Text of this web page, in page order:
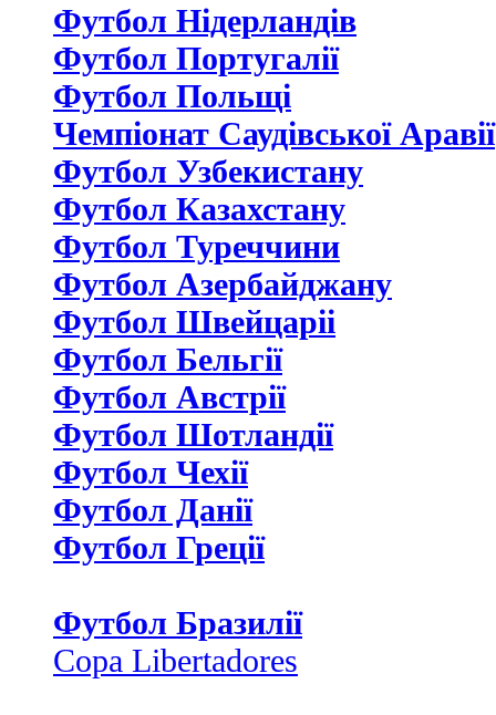
Футбол Нідерландiв
Футбол Португалії
Футбол Польщі
Чемпіонат Саудівської Аравії
Футбол Узбекистану
Футбол Казахстану
Футбол Туреччини
Футбол Азербайджану
Футбол Швейцаріі
Футбол Бельгії
Футбол Австрії
Футбол Шотландії
Футбол Чехії
Футбол Данії
Футбол Греції
Футбол Бразилії
Copa Libertadores